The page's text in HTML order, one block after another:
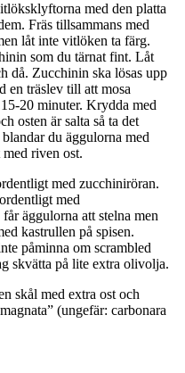
med den platta
Fräs tillsammans med
låt inte vitlöken ta färg.
som du tärnat fint. Låt
då. Zucchinin ska lösas upp
en träslev till att mosa
20 minuter. Krydda med
osten är salta så ta det
du äggulorna med
riven ost.
med zucchiniröran.
med
äggulorna att stelna men
kastrullen på spisen.
påminna om scrambled
skvätta på lite extra olivolja.
skål med extra ost och
(ungefär: carbonara